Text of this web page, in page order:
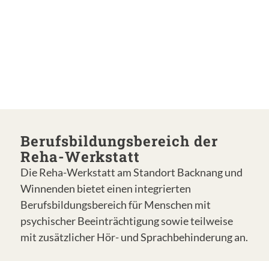
Berufsbildungsbereich der
Reha-Werkstatt
Die Reha-Werkstatt am Standort Backnang und
Winnenden bietet einen integrierten
Berufsbildungsbereich für Menschen mit
psychischer Beeinträchtigung sowie teilweise
mit zusätzlicher Hör- und Sprachbehinderung an.